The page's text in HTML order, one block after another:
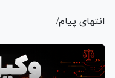
انتهای پیام/